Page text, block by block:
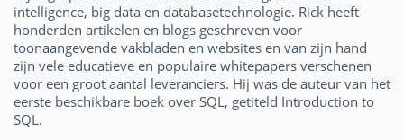
intelligence, big data en databasetechnologie. Rick heeft
honderden artikelen en blogs geschreven voor
toonaangevende vakbladen en websites en van zijn hand
zijn vele educatieve en populaire whitepapers verschenen
voor een groot aantal leveranciers. Hij was de auteur van het
eerste beschikbare boek over SQL, getiteld Introduction to
SQL.